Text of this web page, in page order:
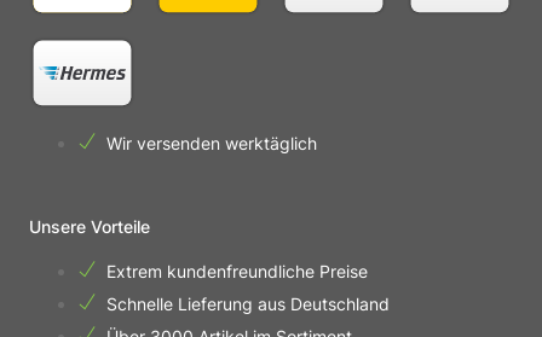
Wir versenden werktäglich
Unsere Vorteile
Extrem kundenfreundliche Preise
Schnelle Lieferung aus Deutschland